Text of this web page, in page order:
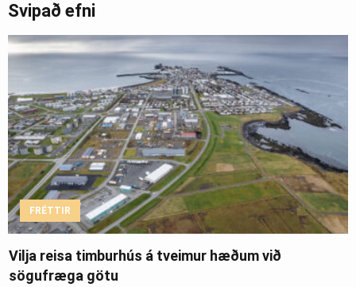
Svipað efni
FRÉTTIR
Vilja reisa timburhús á tveimur hæðum við
sögufræga götu